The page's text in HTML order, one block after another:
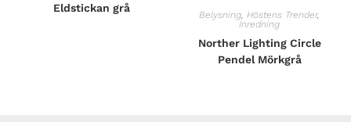
Eldstickan grå
Belysning, Höstens Trender,
Inredning
Norther Lighting Circle
Pendel Mörkgrå